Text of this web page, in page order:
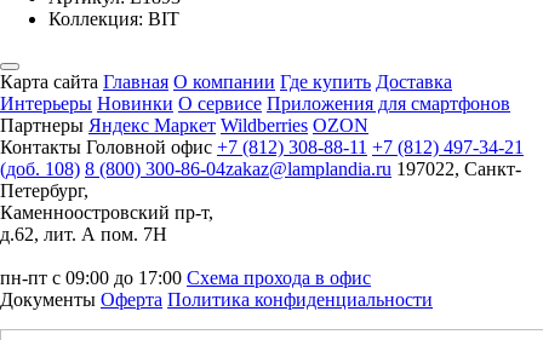
Коллекция: BIT
Карта сайта Главная О компании Где купить Доставка
Интерьеры Новинки О сервисе Приложения для смартфонов
Партнеры Яндекс Маркет Wildberries OZON
Контакты Головной офис +7 (812) 308-88-11 +7 (812) 497-34-21
(доб. 108) 8 (800) 300-86-04zakaz@lamplandia.ru 197022, Санкт-
Петербург,
Каменноостровский пр-т,
д.62, лит. А пом. 7Н
пн-пт с 09:00 до 17:00 Схема прохода в офис
Документы Оферта Политика конфиденциальности